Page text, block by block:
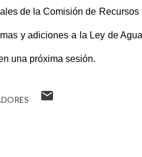
de la Comisión de
y adiciones a la Ley de
una próxima sesión.